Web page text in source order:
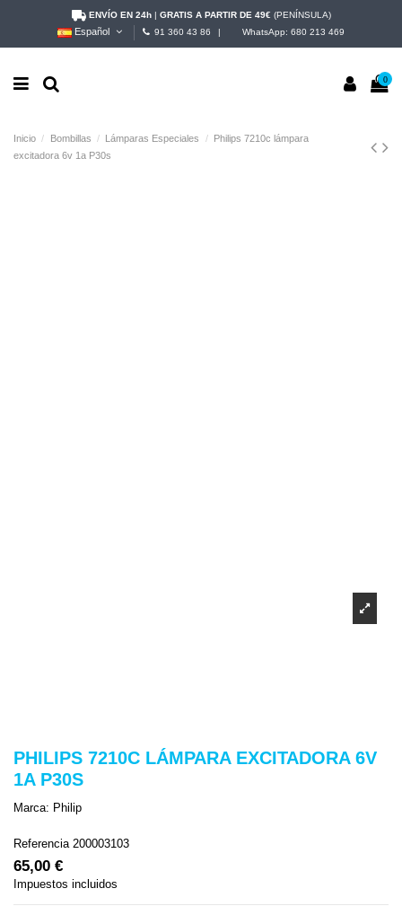
ENVÍO EN 24h| GRATIS A PARTIR DE 49€ (PENÍNSULA)
Español 91 360 43 86 WhatsApp:680 213 469
0
Inicio Bombillas Lámparas Especiales
Philips 7210c lámpara
excitadora 6v 1a P30s
PHILIPS 7210C LÁMPARA EXCITADORA 6V
1A P30S
Marca: Philip
Referencia 200003103
65,00 €
Impuestos incluidos